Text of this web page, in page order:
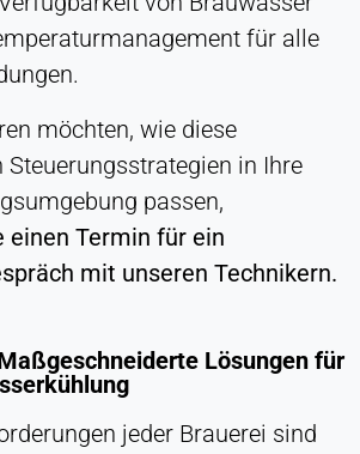
für alle
möchten, wie diese
in Ihre
passen,
einen Termin für ein
mit unseren Technikern.
Lösungen für
jeder Brauerei sind